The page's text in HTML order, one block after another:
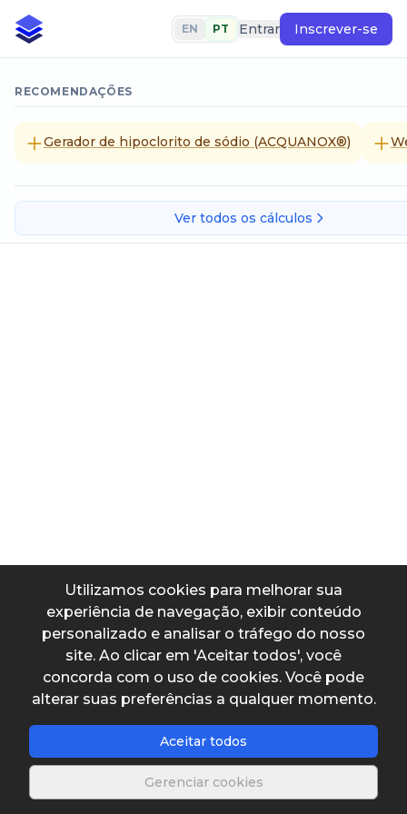
Utilizamos cookies para melhorar sua
experiência de navegação, exibir conteúdo
personalizado e analisar o tráfego do nosso
site. Ao clicar em 'Aceitar todos', você
concorda com o uso de cookies. Você pode
alterar suas preferências a qualquer momento.
Aceitar todos
Gerenciar cookies
EN PT Entrar Inscrever-se
RECOMENDAÇÕES
Gerador de hipoclorito de sódio (ACQUANOX®)
Ver todos os cálculos
Dados de saída
Massa convertida
Salvar planilha